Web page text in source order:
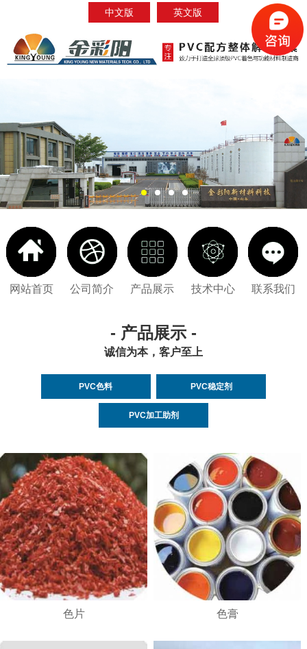
中文版 英文版
网站首页 公司简介 产品展示 技术中心 联系我们
- 产品展示 -
诚信为本，客户至上
PVC色料 PVC稳定剂
PVC加工助剂
色片 色膏